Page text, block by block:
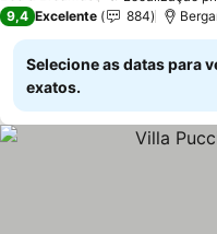
9,4 Excelente 884
Selecione as datas para
exatos.